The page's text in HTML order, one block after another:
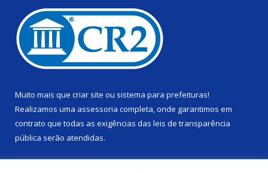
Muito mais que criar site ou sistema para prefeituras!
Realizamos uma assessoria completa, onde garantimos em
contrato que todas as exigências das leis de transparência
pública serão atendidas.